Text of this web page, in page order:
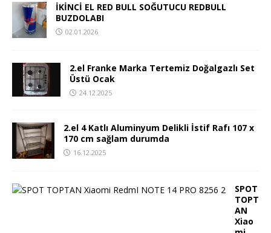
İKİNCİ EL RED BULL SOĞUTUCU REDBULL
BUZDOLABI
02.01.2026
2.el Franke Marka Tertemiz Doğalgazlı Set
Üstü Ocak
24.12.2025
2.el 4 Katlı Aluminyum Delikli İstif Rafı 107 x
170 cm sağlam durumda
16.12.2025
SPOT
TOPT
AN
Xiao